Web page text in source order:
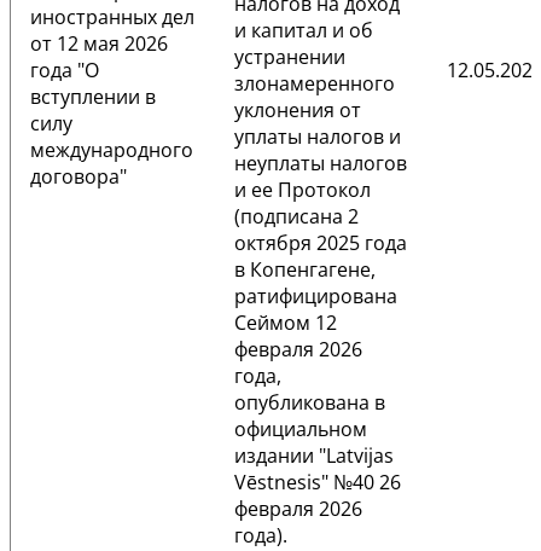
иностранных дел
от 12 мая 2026
года "О
вступлении в
силу
международного
договора"
и капитал и об
устранении
злонамеренного
уклонения от
уплаты налогов и
неуплаты налогов
и ее Протокол
(подписана 2
октября 2025 года
в Копенгагене,
ратифицирована
Сеймом 12
февраля 2026
года,
опубликована в
официальном
издании "Latvijas
Vēstnesis" №40 26
февраля 2026
года).